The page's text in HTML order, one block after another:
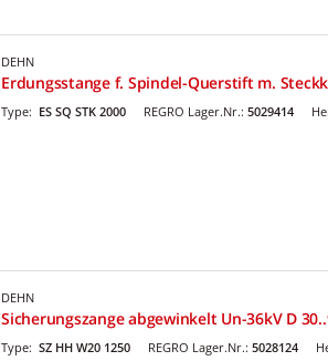
DEHN
Erdungsstange f. Spindel-Querstift m.
REGRO Lager.Nr.: 5029414
Type: ES SQ STK 2000
DEHN
Sicherungszange abgewinkelt Un-36kV D
REGRO Lager.Nr.: 5028124
Type: SZ HH W20 1250